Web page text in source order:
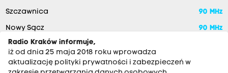
Szczawnica 90 MHz
Nowy Sącz
90 MHz
Radio Kraków informuje,
iż od dnia 25 maja 2018 roku wprowadza
aktualizację polityki prywatności i zabezpieczeń w